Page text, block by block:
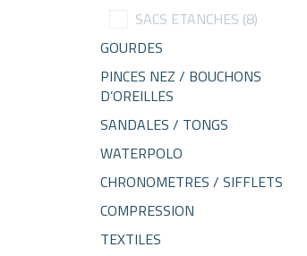
SACS ETANCHES (8)
GOURDES
PINCES NEZ / BOUCHONS
D’OREILLES
SANDALES / TONGS
WATERPOLO
CHRONOMETRES / SIFFLETS
COMPRESSION
TEXTILES